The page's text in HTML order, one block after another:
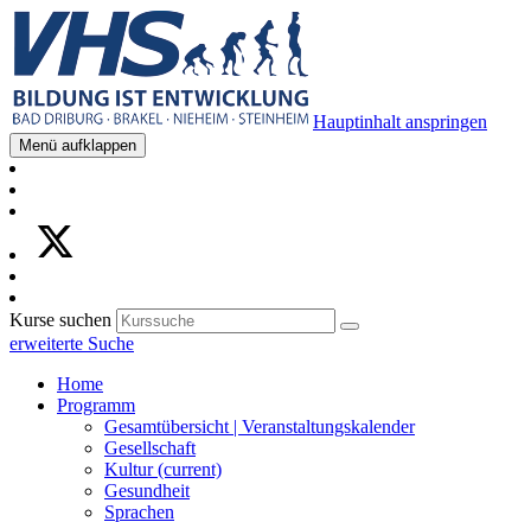
Hauptinhalt anspringen
Menü aufklappen
Kurse suchen
erweiterte Suche
Home
Programm
Gesamtübersicht | Veranstaltungskalender
Gesellschaft
Kultur(current)
Gesundheit
Sprachen